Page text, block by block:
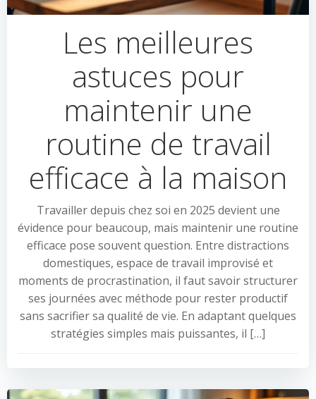
Les meilleures
astuces pour
maintenir une
routine de travail
efficace à la maison
Travailler depuis chez soi en 2025 devient une
évidence pour beaucoup, mais maintenir une routine
efficace pose souvent question. Entre distractions
domestiques, espace de travail improvisé et
moments de procrastination, il faut savoir structurer
ses journées avec méthode pour rester productif
sans sacrifier sa qualité de vie. En adaptant quelques
stratégies simples mais puissantes, il […]